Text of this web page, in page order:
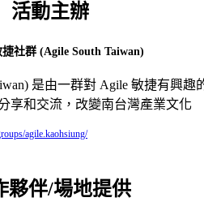
活動主辦
社群 (Agile South Taiwan)
是由一群對 Agile 敏捷有興趣
享和交流，改變南台灣產業文化
agile.kaohsiung/
夥伴/場地提供